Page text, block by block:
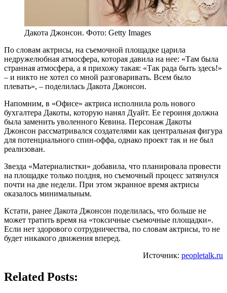
Дакота Джонсон. Фото: Getty Images
По словам актрисы, на съемочной площадке царила
недружелюбная атмосфера, которая давила на нее: «Там была
странная атмосфера, а я прихожу такая: «Так рада быть здесь!»
– и никто не хотел со мной разговаривать. Всем было
плевать», – поделилась Дакота Джонсон.
Напомним, в «Офисе» актриса исполнила роль нового
бухгалтера Дакоты, которую нанял Дуайт. Ее героиня должна
была заменить уволенного Кевина. Персонаж Дакоты
Джонсон рассматривался создателями как центральная фигура
для потенциального спин-оффа, однако проект так и не был
реализован.
Звезда «Материалистки» добавила, что планировала провести
на площадке только полдня, но съемочный процесс затянулся
почти на две недели. При этом экранное время актрисы
оказалось минимальным.
Кстати, ранее Дакота Джонсон поделилась, что больше не
может тратить время на «токсичные съемочные площадки».
Если нет здорового сотрудничества, по словам актрисы, то не
будет никакого движения вперед.
Источник: peopletalk.ru
Related Posts: